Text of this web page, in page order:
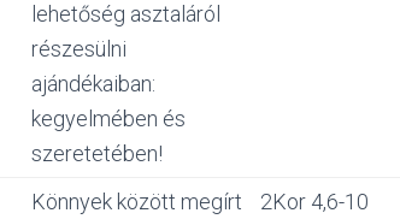
lehetőség asztaláról
részesülni
ajándékaiban:
kegyelmében és
szeretetében!
Könnyek között megírt
2Kor 4,6-10